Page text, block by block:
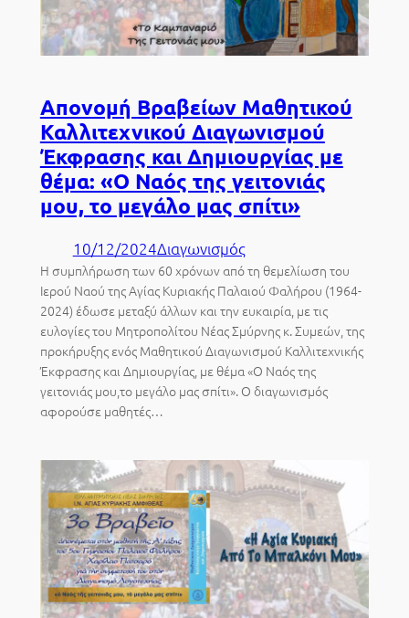
Απονομή Βραβείων Μαθητικού
Καλλιτεχνικού Διαγωνισμού
Έκφρασης και Δημιουργίας με
θέμα: «Ο Ναός της γειτονιάς
μου, το μεγάλο μας σπίτι»
10/12/2024Διαγωνισμός
Η συμπλήρωση των 60 χρόνων από τη θεμελίωση του
Ιερού Ναού της Αγίας Κυριακής Παλαιού Φαλήρου (1964-
2024) έδωσε μεταξύ άλλων και την ευκαιρία, με τις
ευλογίες του Μητροπολίτου Νέας Σμύρνης κ. Συμεών, της
προκήρυξης ενός Μαθητικού Διαγωνισμού Καλλιτεχνικής
Έκφρασης και Δημιουργίας, με θέμα «Ο Ναός της
γειτονιάς μου,το μεγάλο μας σπίτι». Ο διαγωνισμός
αφορούσε μαθητές…